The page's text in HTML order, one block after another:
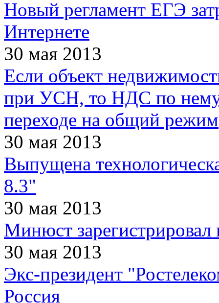
Новый регламент ЕГЭ
Интернете
30 мая 2013
Если объект
при УСН, то НДС по
переходе на общий режим
30 мая 2013
Выпущена
8.3"
30 мая 2013
Минюст
30 мая 2013
Экс-президент
Россия